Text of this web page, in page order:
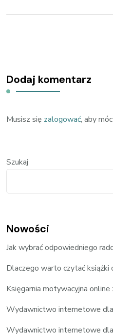
Dodaj komentarz
Musisz się zalogować, aby
Szukaj
Nowości
Jak wybrać odpowiedniego
Dlaczego warto czytać książki
Księgarnia motywacyjna online
Wydawnictwo internetowe
Wydawnictwo internetowe